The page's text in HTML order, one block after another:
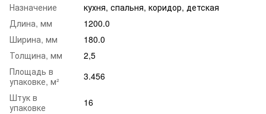
Назначение
кухня, спальня, коридор, детская
Длина, мм
1200.0
Ширина, мм
180.0
Толщина, мм
2,5
Площадь в
упаковке, м²
3.456
Штук в
упаковке
16